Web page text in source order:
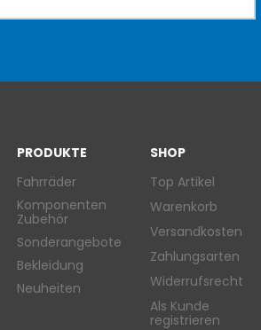
PRODUKTE
Fahrräder
Komponenten
Zubehör
Sonderangebote
Bekleidung
Neuheiten
SHOP
Top Artikel
Warenkorb
Versandkosten
Zahlungsarten
Widerrufsrecht
Als Kunde
registrieren